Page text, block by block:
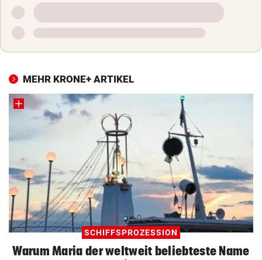
MEHR KRONE+ ARTIKEL
SCHIFFSPROZESSION
Warum Maria der weltweit beliebteste Name